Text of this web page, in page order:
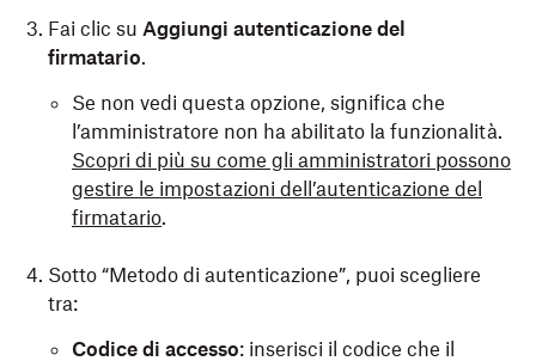
Fai clic su Aggiungi autenticazione del
firmatario.
Se non vedi questa opzione, significa che
l’amministratore non ha abilitato la funzionalità.
Scopri di più su come gli amministratori possono
gestire le impostazioni dell’autenticazione del
firmatario.
Sotto “Metodo di autenticazione”, puoi scegliere
tra:
Codice di accesso: inserisci il codice che il